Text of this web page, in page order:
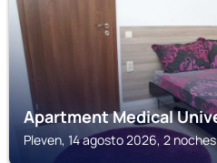
Apartment Medical
Pleven, 14 agosto 2026, 2 noches